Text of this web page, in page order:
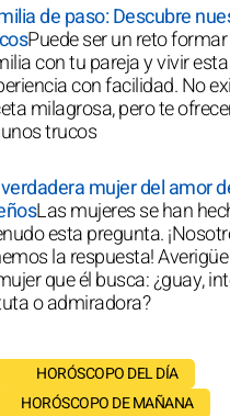
de paso: Descubre
Puede ser un reto
con tu pareja y vivir esta
con facilidad. No
milagrosa, pero te
trucos
mujer del amor
Las mujeres se han
esta pregunta.
la respuesta!
que él busca: ¿guay,
o admiradora?
HORÓSCOPO DEL DÍA
HORÓSCOPO DE MAÑANA